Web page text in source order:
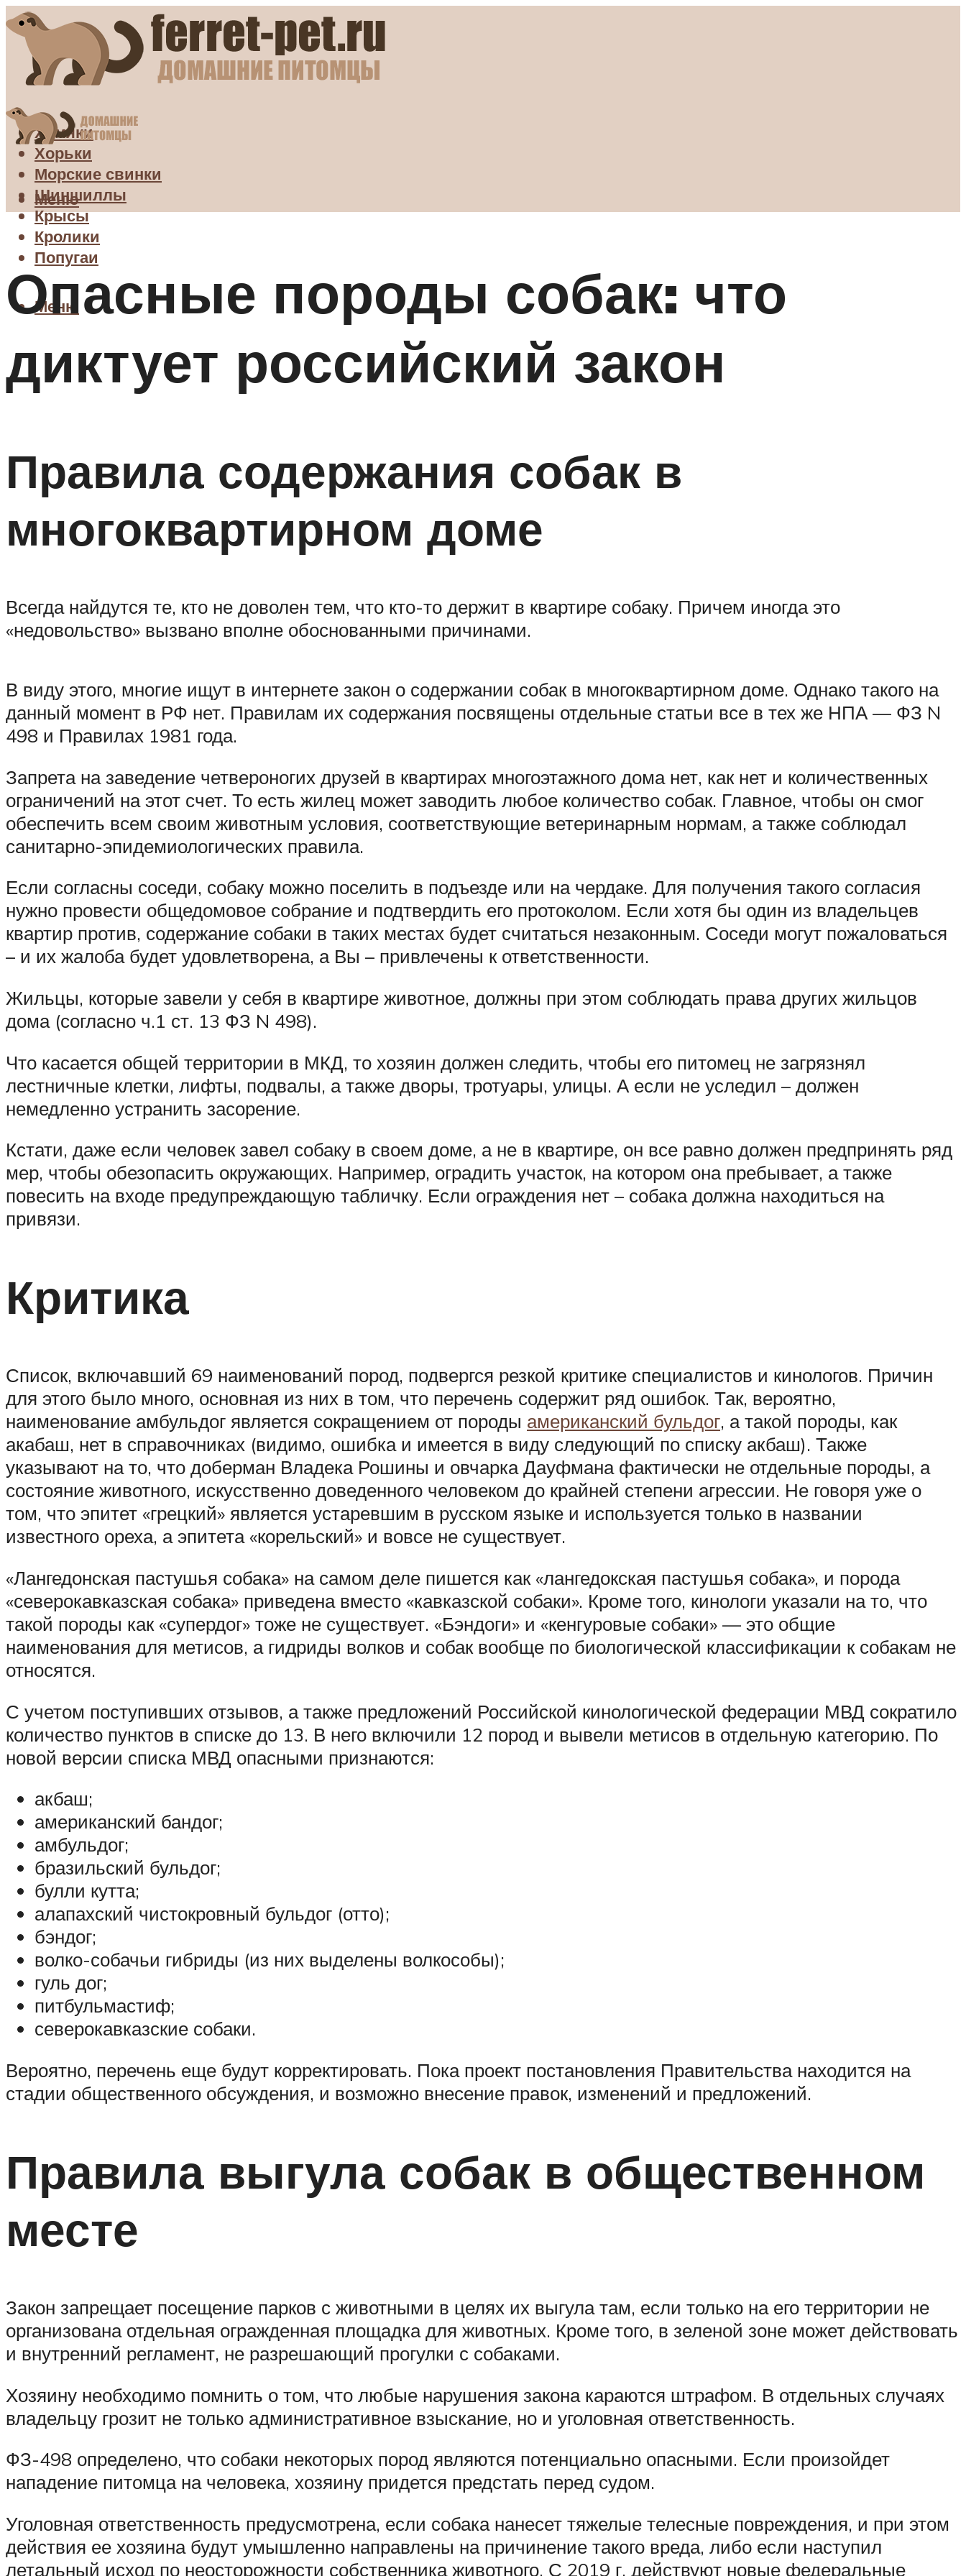
Хомяки
Хорьки
Морские свинки
Шиншиллы
Крысы
Кролики
Попугаи
Меню
Меню
Опасные породы собак: что
диктует российский закон
Правила содержания собак в
многоквартирном доме
Всегда найдутся те, кто не доволен тем, что кто-то держит в квартире собаку. Причем иногда это
«недовольство» вызвано вполне обоснованными причинами.
В виду этого, многие ищут в интернете закон о содержании собак в многоквартирном доме. Однако такого на
данный момент в РФ нет. Правилам их содержания посвящены отдельные статьи все в тех же НПА — ФЗ N
498 и Правилах 1981 года.
Запрета на заведение четвероногих друзей в квартирах многоэтажного дома нет, как нет и количественных
ограничений на этот счет. То есть жилец может заводить любое количество собак. Главное, чтобы он смог
обеспечить всем своим животным условия, соответствующие ветеринарным нормам, а также соблюдал
санитарно-эпидемиологических правила.
Если согласны соседи, собаку можно поселить в подъезде или на чердаке. Для получения такого согласия
нужно провести общедомовое собрание и подтвердить его протоколом. Если хотя бы один из владельцев
квартир против, содержание собаки в таких местах будет считаться незаконным. Соседи могут пожаловаться
– и их жалоба будет удовлетворена, а Вы – привлечены к ответственности.
Жильцы, которые завели у себя в квартире животное, должны при этом соблюдать права других жильцов
дома (согласно ч.1 ст. 13 ФЗ N 498).
Что касается общей территории в МКД, то хозяин должен следить, чтобы его питомец не загрязнял
лестничные клетки, лифты, подвалы, а также дворы, тротуары, улицы. А если не уследил – должен
немедленно устранить засорение.
Кстати, даже если человек завел собаку в своем доме, а не в квартире, он все равно должен предпринять ряд
мер, чтобы обезопасить окружающих. Например, оградить участок, на котором она пребывает, а также
повесить на входе предупреждающую табличку. Если ограждения нет – собака должна находиться на
привязи.
Критика
Список, включавший 69 наименований пород, подвергся резкой критике специалистов и кинологов. Причин
для этого было много, основная из них в том, что перечень содержит ряд ошибок. Так, вероятно,
наименование амбульдог является сокращением от породы американский бульдог, а такой породы, как
акабаш, нет в справочниках (видимо, ошибка и имеется в виду следующий по списку акбаш). Также
указывают на то, что доберман Владека Рошины и овчарка Дауфмана фактически не отдельные породы, а
состояние животного, искусственно доведенного человеком до крайней степени агрессии. Не говоря уже о
том, что эпитет «грецкий» является устаревшим в русском языке и используется только в названии
известного ореха, а эпитета «корельский» и вовсе не существует.
«Лангедонская пастушья собака» на самом деле пишется как «лангедокская пастушья собака», и порода
«северокавказская собака» приведена вместо «кавказской собаки». Кроме того, кинологи указали на то, что
такой породы как «супердог» тоже не существует. «Бэндоги» и «кенгуровые собаки» — это общие
наименования для метисов, а гидриды волков и собак вообще по биологической классификации к собакам не
относятся.
С учетом поступивших отзывов, а также предложений Российской кинологической федерации МВД сократило
количество пунктов в списке до 13. В него включили 12 пород и вывели метисов в отдельную категорию. По
новой версии списка МВД опасными признаются:
акбаш;
американский бандог;
амбульдог;
бразильский бульдог;
булли кутта;
алапахский чистокровный бульдог (отто);
бэндог;
волко-собачьи гибриды (из них выделены волкособы);
гуль дог;
питбульмастиф;
северокавказские собаки.
Вероятно, перечень еще будут корректировать. Пока проект постановления Правительства находится на
стадии общественного обсуждения, и возможно внесение правок, изменений и предложений.
Правила выгула собак в общественном
месте
Закон запрещает посещение парков с животными в целях их выгула там, если только на его территории не
организована отдельная огражденная площадка для животных. Кроме того, в зеленой зоне может действовать
и внутренний регламент, не разрешающий прогулки с собаками.
Хозяину необходимо помнить о том, что любые нарушения закона караются штрафом. В отдельных случаях
владельцу грозит не только административное взыскание, но и уголовная ответственность.
ФЗ-498 определено, что собаки некоторых пород являются потенциально опасными. Если произойдет
нападение питомца на человека, хозяину придется предстать перед судом.
Уголовная ответственность предусмотрена, если собака нанесет тяжелые телесные повреждения, и при этом
действия ее хозяина будут умышленно направлены на причинение такого вреда, либо если наступил
летальный исход по неосторожности собственника животного. С 2019 г. действуют новые федеральные